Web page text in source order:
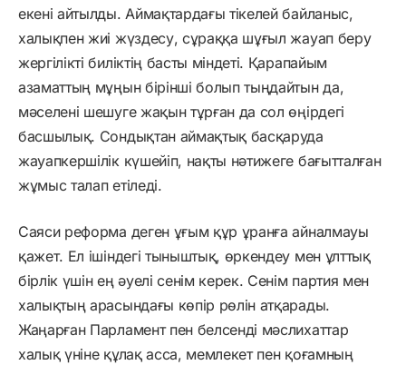
екені айтылды. Аймақтардағы тікелей байланыс,
халықпен жиі жүздесу, сұраққа шұғыл жауап беру
жергілікті биліктің басты міндеті. Қарапайым
азаматтың мұңын бірінші болып тыңдайтын да,
мәселені шешуге жақын тұрған да сол өңірдегі
басшылық. Сондықтан аймақтық басқаруда
жауапкершілік күшейіп, нақты нәтижеге бағытталған
жұмыс талап етіледі.
Саяси реформа деген ұғым құр ұранға айналмауы
қажет. Ел ішіндегі тыныштық, өркендеу мен ұлттық
бірлік үшін ең әуелі сенім керек. Сенім партия мен
халықтың арасындағы көпір рөлін атқарады.
Жаңарған Парламент пен белсенді мәслихаттар
халық үніне құлақ асса, мемлекет пен қоғамның